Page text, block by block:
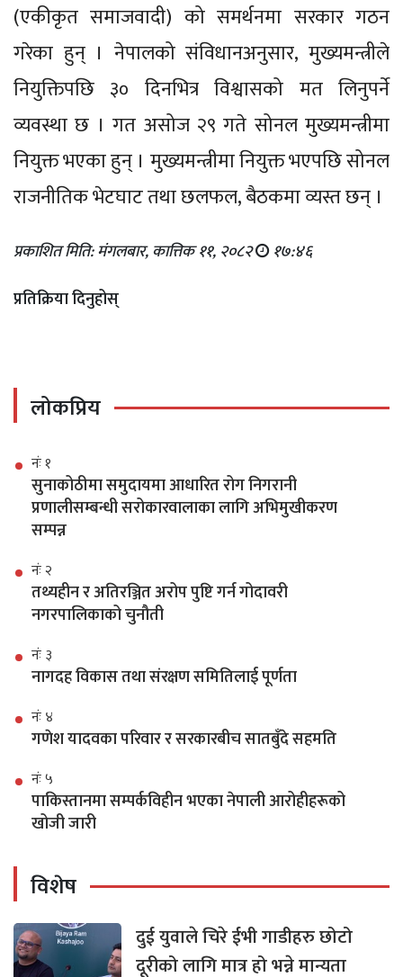
(एकीकृत समाजवादी) को समर्थनमा सरकार गठन
गरेका हुन् । नेपालको संविधानअनुसार, मुख्यमन्त्रीले
नियुक्तिपछि ३० दिनभित्र विश्वासको मत लिनुपर्ने
व्यवस्था छ । गत असोज २९ गते सोनल मुख्यमन्त्रीमा
नियुक्त भएका हुन् । मुख्यमन्त्रीमा नियुक्त भएपछि सोनल
राजनीतिक भेटघाट तथा छलफल, बैठकमा व्यस्त छन् ।
प्रकाशित मिति: मंगलबार, कात्तिक ११, २०८२ १७:४६
प्रतिक्रिया दिनुहोस्
लोकप्रिय
नंः १
सुनाकोठीमा समुदायमा आधारित रोग निगरानी
प्रणालीसम्बन्धी सरोकारवालाका लागि अभिमुखीकरण
सम्पन्न
नंः २
तथ्यहीन र अतिरञ्जित अरोप पुष्टि गर्न गोदावरी
नगरपालिकाको चुनौती
नंः ३
नागदह विकास तथा संरक्षण समितिलाई पूर्णता
नंः ४
गणेश यादवका परिवार र सरकारबीच सातबुँदे सहमति
नंः ५
पाकिस्तानमा सम्पर्कविहीन भएका नेपाली आरोहीहरूको
खोजी जारी
विशेष
दुई युवाले चिरे ईभी गाडीहरु छोटो
दूरीको लागि मात्र हो भन्ने मान्यता